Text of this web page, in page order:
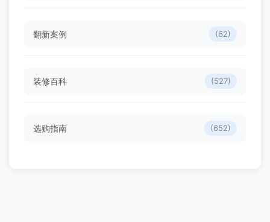
翻新案例 (62)
装修百科 (527)
选购指南 (652)